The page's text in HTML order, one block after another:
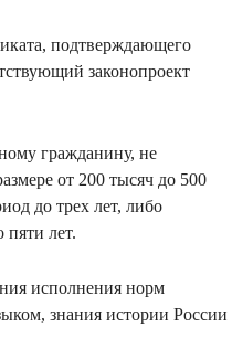
подтверждающего
законопроект
гражданину, не
от 200 тысяч до 500
до трех лет, либо
лет.
исполнения норм
знания истории России